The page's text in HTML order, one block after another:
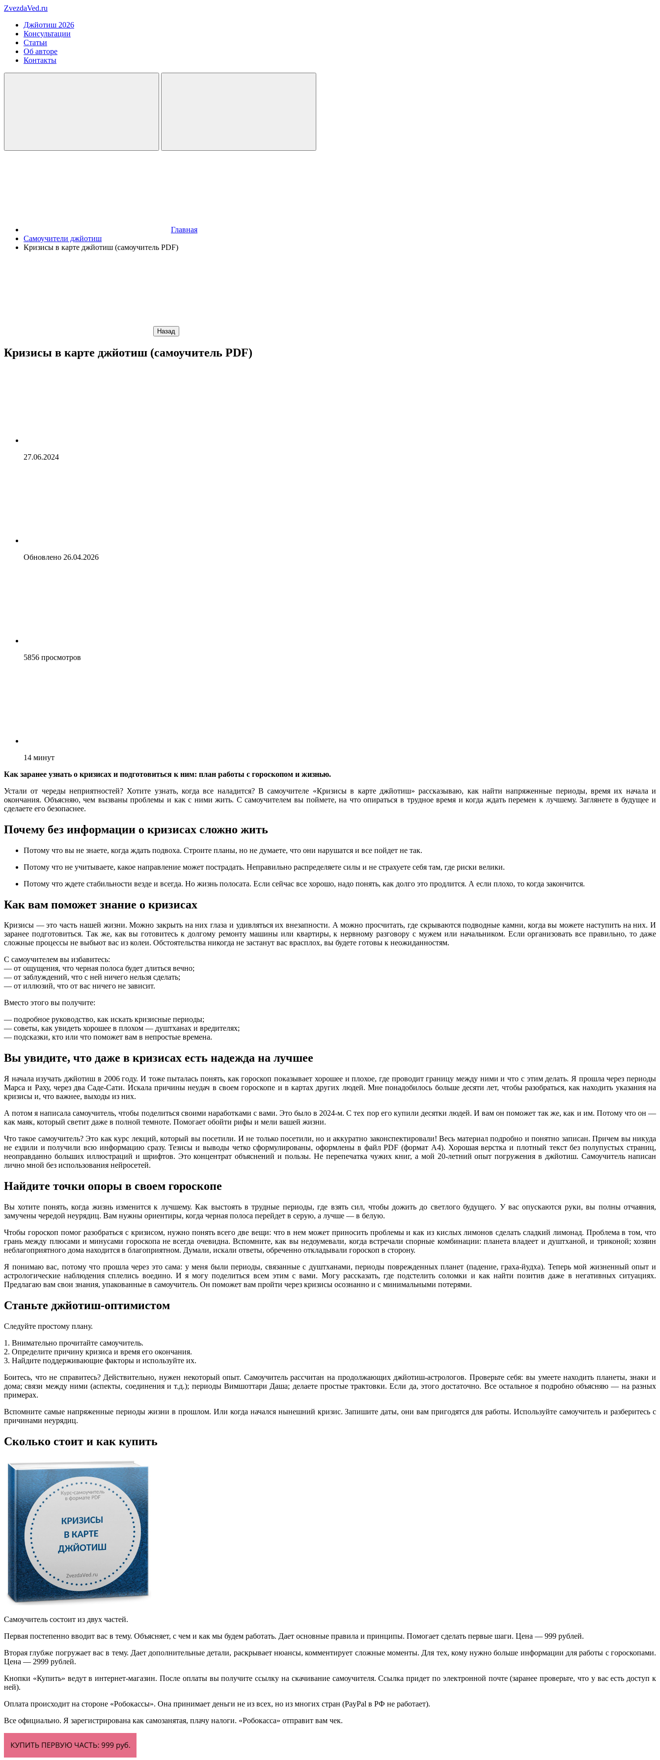
ZvezdaVed.ru
Джйотиш 2026
Консультации
Статьи
Об авторе
Контакты
Главная
Самоучители джйотиш
Кризисы в карте джйотиш (самоучитель PDF)
Назад
Кризисы в карте джйотиш (самоучитель PDF)
27.06.2024
Обновлено 26.04.2026
5856 просмотров
14 минут
Как заранее узнать о кризисах и подготовиться к ним: план работы с гороскопом и жизнью.
Устали от череды неприятностей? Хотите узнать, когда все наладится? В самоучителе «Кризисы в карте джйотиш» рассказываю, как найти напряженные периоды, время их начала и
окончания. Объясняю, чем вызваны проблемы и как с ними жить. С самоучителем вы поймете, на что опираться в трудное время и когда ждать перемен к лучшему. Заглянете в будущее и
сделаете его безопаснее.
Почему без информации о кризисах сложно жить
Потому что вы не знаете, когда ждать подвоха. Строите планы, но не думаете, что они нарушатся и все пойдет не так.
Потому что не учитываете, какое направление может пострадать. Неправильно распределяете силы и не страхуете себя там, где риски велики.
Потому что ждете стабильности везде и всегда. Но жизнь полосата. Если сейчас все хорошо, надо понять, как долго это продлится. А если плохо, то когда закончится.
Как вам поможет знание о кризисах
Кризисы — это часть нашей жизни. Можно закрыть на них глаза и удивляться их внезапности. А можно просчитать, где скрываются подводные камни, когда вы можете наступить на них. И
заранее подготовиться. Так же, как вы готовитесь к долгому ремонту машины или квартиры, к нервному разговору с мужем или начальником. Если организовать все правильно, то даже
сложные процессы не выбьют вас из колеи. Обстоятельства никогда не застанут вас врасплох, вы будете готовы к неожиданностям.
С самоучителем вы избавитесь:
— от ощущения, что черная полоса будет длиться вечно;
— от заблуждений, что с ней ничего нельзя сделать;
— от иллюзий, что от вас ничего не зависит.
Вместо этого вы получите:
— подробное руководство, как искать кризисные периоды;
— советы, как увидеть хорошее в плохом — душтханах и вредителях;
— подсказки, кто или что поможет вам в непростые времена.
Вы увидите, что даже в кризисах есть надежда на лучшее
Я начала изучать джйотиш в 2006 году. И тоже пыталась понять, как гороскоп показывает хорошее и плохое, где проводит границу между ними и что с этим делать. Я прошла через периоды
Марса и Раху, через два Саде-Сати. Искала причины неудач в своем гороскопе и в картах других людей. Мне понадобилось больше десяти лет, чтобы разобраться, как находить указания на
кризисы и, что важнее, выходы из них.
А потом я написала самоучитель, чтобы поделиться своими наработками с вами. Это было в 2024-м. С тех пор его купили десятки людей. И вам он поможет так же, как и им. Потому что он —
как маяк, который светит даже в полной темноте. Помогает обойти рифы и мели вашей жизни.
Что такое самоучитель? Это как курс лекций, который вы посетили. И не только посетили, но и аккуратно законспектировали! Весь материал подробно и понятно записан. Причем вы никуда
не ездили и получили всю информацию сразу. Тезисы и выводы четко сформулированы, оформлены в файл PDF (формат А4). Хорошая верстка и плотный текст без полупустых страниц,
неоправданно больших иллюстраций и шрифтов. Это концентрат объяснений и пользы. Не перепечатка чужих книг, а мой 20-летний опыт погружения в джйотиш. Самоучитель написан
лично мной без использования нейросетей.
Найдите точки опоры в своем гороскопе
Вы хотите понять, когда жизнь изменится к лучшему. Как выстоять в трудные периоды, где взять сил, чтобы дожить до светлого будущего. У вас опускаются руки, вы полны отчаяния,
замучены чередой неурядиц. Вам нужны ориентиры, когда черная полоса перейдет в серую, а лучше — в белую.
Чтобы гороскоп помог разобраться с кризисом, нужно понять всего две вещи: что в нем может приносить проблемы и как из кислых лимонов сделать сладкий лимонад. Проблема в том, что
грань между плюсами и минусами гороскопа не всегда очевидна. Вспомните, как вы недоумевали, когда встречали спорные комбинации: планета владеет и душтханой, и триконой; хозяин
неблагоприятного дома находится в благоприятном. Думали, искали ответы, обреченно откладывали гороскоп в сторону.
Я понимаю вас, потому что прошла через это сама: у меня были периоды, связанные с душтханами, периоды поврежденных планет (падение, граха-йудха). Теперь мой жизненный опыт и
астрологические наблюдения сплелись воедино. И я могу поделиться всем этим с вами. Могу рассказать, где подстелить соломки и как найти позитив даже в негативных ситуациях.
Предлагаю вам свои знания, упакованные в самоучитель. Он поможет вам пройти через кризисы осознанно и с минимальными потерями.
Станьте джйотиш-оптимистом
Следуйте простому плану.
1. Внимательно прочитайте самоучитель.
2. Определите причину кризиса и время его окончания.
3. Найдите поддерживающие факторы и используйте их.
Боитесь, что не справитесь? Действительно, нужен некоторый опыт. Самоучитель рассчитан на продолжающих джйотиш-астрологов. Проверьте себя: вы умеете находить планеты, знаки и
дома; связи между ними (аспекты, соединения и т.д.); периоды Вимшоттари Даша; делаете простые трактовки. Если да, этого достаточно. Все остальное я подробно объясняю — на разных
примерах.
Вспомните самые напряженные периоды жизни в прошлом. Или когда начался нынешний кризис. Запишите даты, они вам пригодятся для работы. Используйте самоучитель и разберитесь с
причинами неурядиц.
Сколько стоит и как купить
Самоучитель состоит из двух частей.
Первая постепенно вводит вас в тему. Объясняет, с чем и как мы будем работать. Дает основные правила и принципы. Помогает сделать первые шаги. Цена — 999 рублей.
Вторая глубже погружает вас в тему. Дает дополнительные детали, раскрывает нюансы, комментирует сложные моменты. Для тех, кому нужно больше информации для работы с гороскопами.
Цена — 2999 рублей.
Кнопки «Купить» ведут в интернет-магазин. После оплаты вы получите ссылку на скачивание самоучителя. Ссылка придет по электронной почте (заранее проверьте, что у вас есть доступ к
ней).
Оплата происходит на стороне «Робокассы». Она принимает деньги не из всех, но из многих стран (PayPal в РФ не работает).
Все официально. Я зарегистрирована как самозанятая, плачу налоги. «Робокасса» отправит вам чек.